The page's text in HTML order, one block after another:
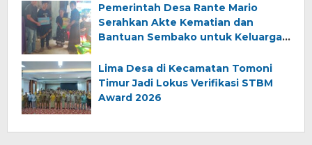
Pemerintah Desa Rante Mario
Serahkan Akte Kematian dan
Bantuan Sembako untuk Keluarga
Lima Desa di Kecamatan Tomoni
Timur Jadi Lokus Verifikasi STBM
Award 2026